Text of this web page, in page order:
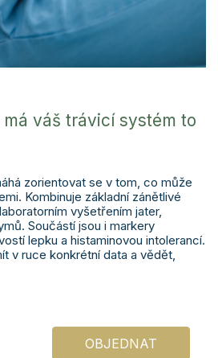
váš trávicí systém to
zorientovat se v tom, co může
Kombinuje základní zánětlivé
vyšetřením jater,
Součástí jsou i markery
lepku a histaminovou intolerancí.
v ruce konkrétní data a vědět,
OBJEDNAT